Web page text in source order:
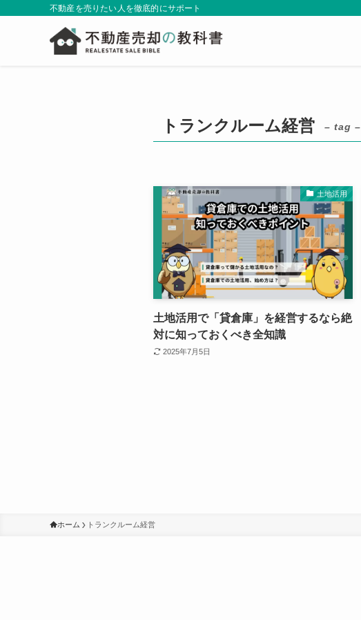
不動産を売りたい人を徹底的にサポート
トランクルーム経営 – tag –
土地活用
土地活用で「貸倉庫」を経営するなら絶
対に知っておくべき全知識
2025年7月5日
ホーム トランクルーム経営